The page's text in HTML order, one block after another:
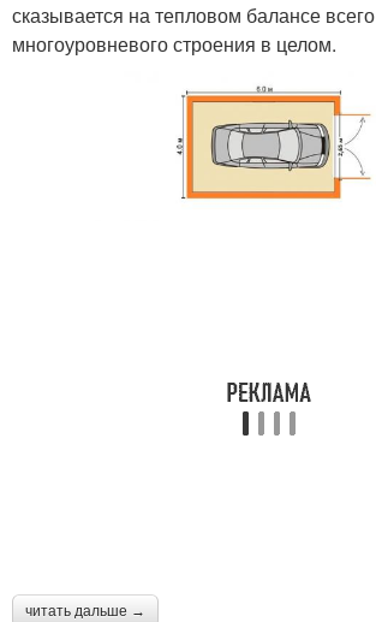
сказывается на тепловом балансе всего
многоуровневого строения в целом.
читать дальше →